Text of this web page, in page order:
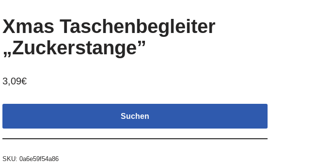
Xmas Taschenbegleiter
„Zuckerstange”
3,09€
Suchen
SKU: 0a6e59f54a86